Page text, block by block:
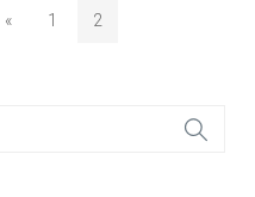
« 1 2